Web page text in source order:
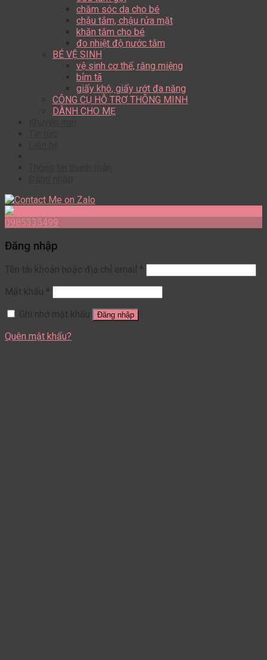
chăm sóc da cho bé
chậu tắm, chậu rửa mặt
khăn tắm cho bé
đo nhiệt độ nước tắm
BÉ VỆ SINH
vệ sinh cơ thể, răng miệng
bỉm tã
giấy khô, giấy ướt đa năng
CÔNG CỤ HỖ TRỢ THÔNG MINH
DÀNH CHO MẸ
0985335499
Đăng nhập
Tên tài khoản hoặc địa chỉ email
Mật khẩu
Ghi nhớ mật khẩu
Đăng nhập
Quên mật khẩu?